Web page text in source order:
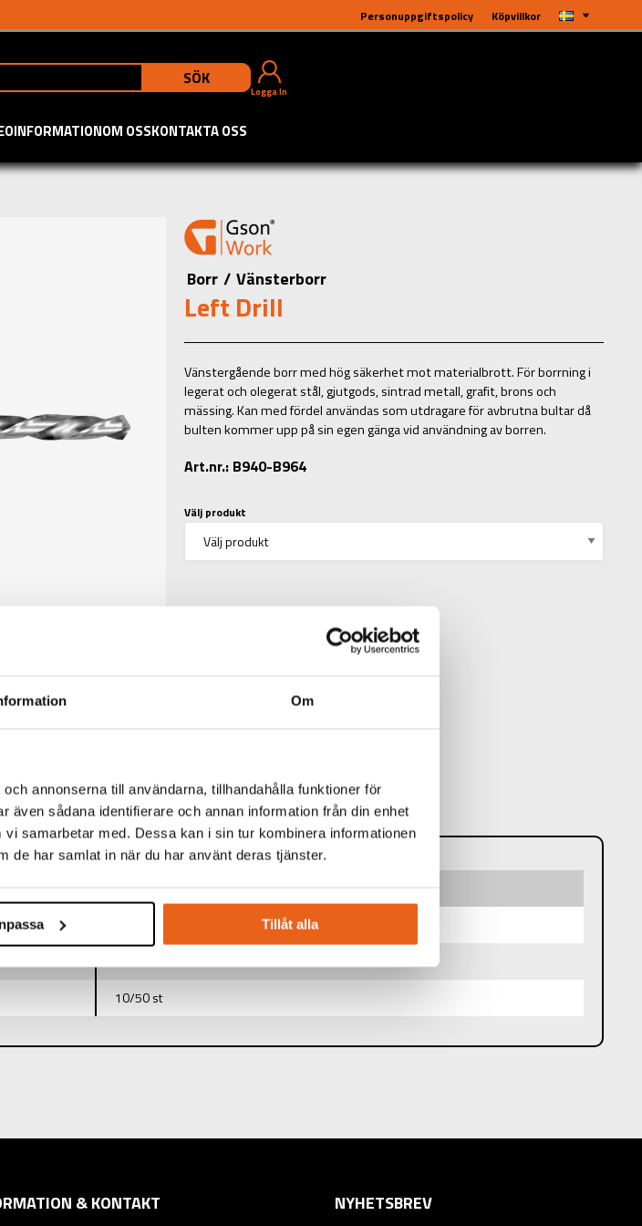
Om
annonserna till användarna, tillhandahålla funktioner för
sådana identifierare och annan information från din enhet
samarbetar med. Dessa kan i sin tur kombinera informationen
de har samlat in när du har använt deras tjänster.
Tillåt alla
Personuppgiftspolicy Köpvillkor
SÖK
Logga In
INFORMATIONOM OSSKONTAKTA OSS
Borr / Vänsterborr
Left Drill
Vänstergående borr med hög säkerhet mot materialbrott. För borrning i
legerat och olegerat stål, gjutgods, sintrad metall, grafit, brons och
mässing. Kan med fördel användas som utdragare för avbrutna bultar då
bulten kommer upp på sin egen gänga vid användning av borren.
Art.nr.: B940-B964
Välj produkt
TEKNISK INFORMATION
10/50 st
& KONTAKT NYHETSBREV